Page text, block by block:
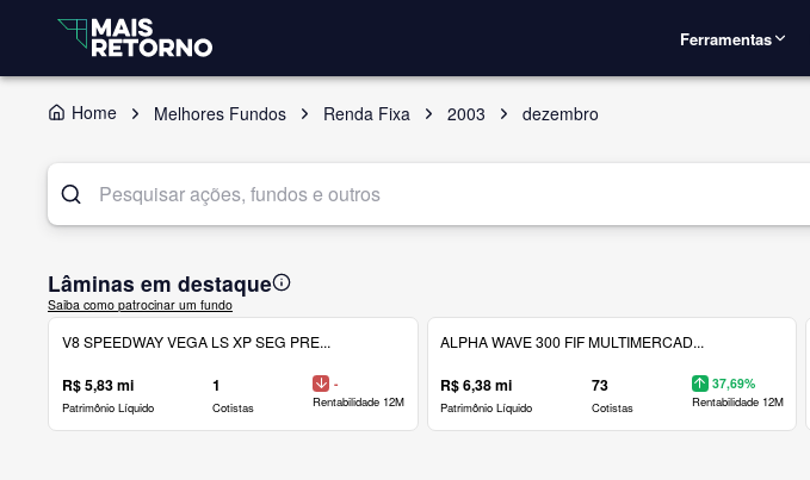
Ferramentas
Home Melhores Fundos Renda Fixa 2003 dezembro
Lâminas em destaque
Saiba como patrocinar um fundo
V8 SPEEDWAY VEGA LS XP SEG PRE...
R$ 5,83 mi
Patrimônio Líquido
1
Cotistas
-
Rentabilidade 12M
ALPHA WAVE 300 FIF MULTIMERCAD...
R$ 6,38 mi
Patrimônio Líquido
73
Cotistas
37,69%
Rentabilidade 12M